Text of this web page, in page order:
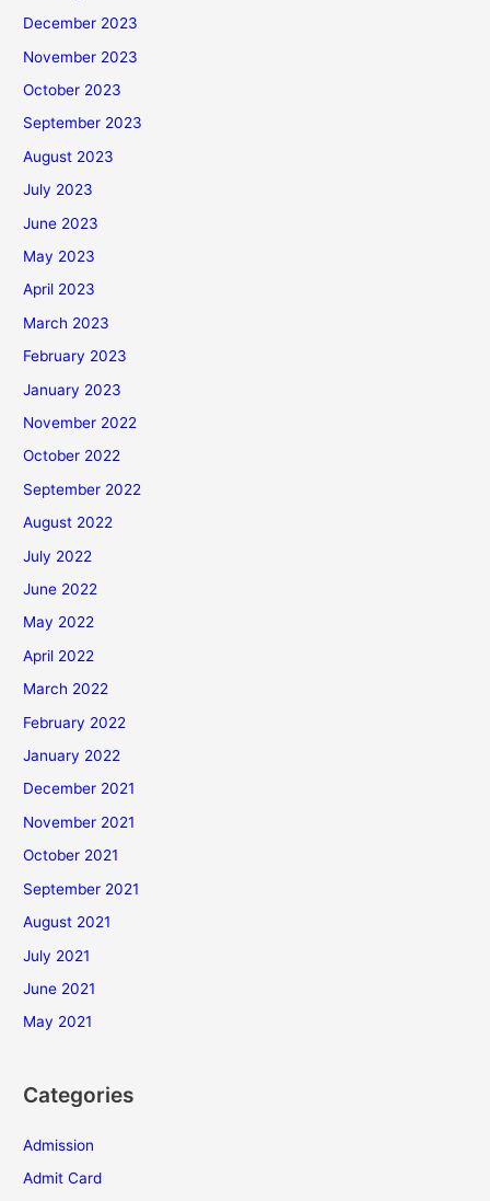
December 2023
November 2023
October 2023
September 2023
August 2023
July 2023
June 2023
May 2023
April 2023
March 2023
February 2023
January 2023
November 2022
October 2022
September 2022
August 2022
July 2022
June 2022
May 2022
April 2022
March 2022
February 2022
January 2022
December 2021
November 2021
October 2021
September 2021
August 2021
July 2021
June 2021
May 2021
Categories
Admission
Admit Card